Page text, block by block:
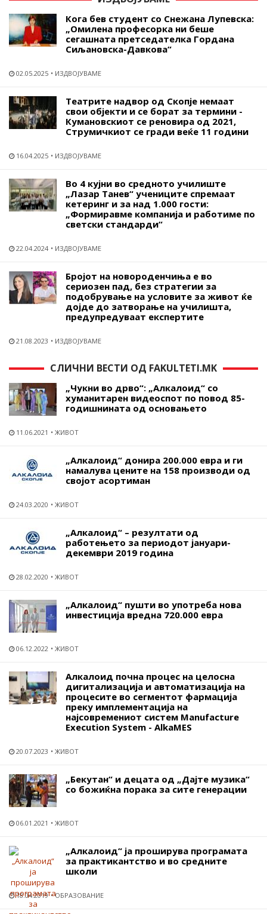
Кога бев студент со Снежана Лупевска:
„Омилена професорка ни беше
сегашната претседателка Гордана
Сиљановска-Давкова“
02.05.2025 ИЗДВОЈУВАМЕ
Театрите надвор од Скопје немаат
свои објекти и се борат за термини -
Кумановскиот се реновира од 2021,
Струмичкиот се гради веќе 11 години
16.04.2025 ИЗДВОЈУВАМЕ
Во 4 кујни во средното училиште
„Лазар Танев“ учениците спремаат
кетеринг и за над 1.000 гости:
„Формиравме компанија и работиме по
светски стандарди“
22.04.2024 ИЗДВОЈУВАМЕ
Бројот на новороденчиња е во
сериозен пад, без стратегии за
подобрување на условите за живот ќе
дојде до затворање на училишта,
предупредуваат експертите
21.08.2023 ИЗДВОЈУВАМЕ
СЛИЧНИ ВЕСТИ ОД FAKULTETI.MK
„Чукни во дрво“: „Алкалоид“ со
хуманитарен видеоспот по повод 85-
годишнината од основањето
11.06.2021 ЖИВОТ
„Алкалоид“ донира 200.000 евра и ги
намалува цените на 158 производи од
својот асортиман
24.03.2020 ЖИВОТ
„Алкалоид“ – резултати од
работењето за периодот јануари-
декември 2019 година
28.02.2020 ЖИВОТ
„Алкалоид“ пушти во употреба нова
инвестиција вредна 720.000 евра
06.12.2022 ЖИВОТ
Алкалоид почна процес на целосна
дигитализација и автоматизација на
процесите во сегментот фармација
преку имплементација на
најсовремениот систем Manufacture
Execution System - AlkaMES
20.07.2023 ЖИВОТ
„Бекутан“ и децата од „Дајте музика“
со божиќна порака за сите генерации
06.01.2021 ЖИВОТ
„Алкалоид“ ја проширува програмата
за практикантство и во средните
школи
18.04.2019 ОБРАЗОВАНИЕ